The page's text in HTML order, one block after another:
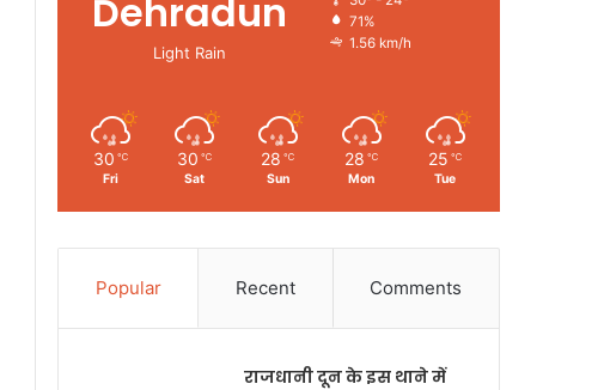
Dehradun
Light Rain
71%
1.56 km/h
30 ℃
Fri
30 ℃
Sat
28 ℃
Sun
28 ℃
Mon
25 ℃
Tue
Popular Recent Comments
राजधानी दून के इस थाने में